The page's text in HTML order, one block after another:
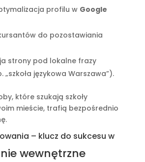
profilu w Google
do pozostawiania
strony pod lokalne frazy
„szkoła językowa Warszawa”).
które szukają szkoły
mieście, trafią bezpośrednio
– klucz do sukcesu w
wewnętrzne